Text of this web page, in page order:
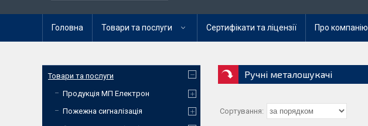
Головна Товари та послуги Сертифікати та ліцензії Про компанію
Ручні металошукачі
Товари та послуги
Продукція МП Електрон
Пожежна сигналізація